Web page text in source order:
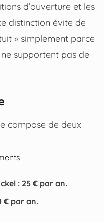
d’ouverture et les
distinction évite de
» simplement parce
supportent pas de
compose de deux
: 25 € par an.
€ par an.